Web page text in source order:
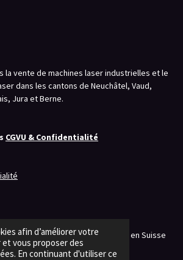
afin d’améliorer votre
vous proposer des
En continuant d'utiliser ce
la vente de machines laser industrielles et le
dans les cantons de Neuchâtel, Vaud,
Jura et Berne.
CGVU & Confidentialité
– Solutions laser professionnelles en Suisse